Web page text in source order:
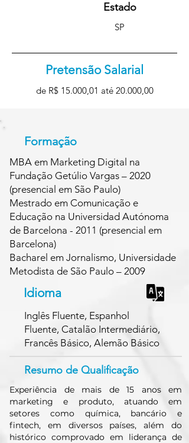
Estado
SP
Pretensão Salarial
de R$ 15.000,01 até 20.000,00
Formação
MBA em Marketing Digital na
Fundação Getúlio Vargas – 2020
(presencial em São Paulo)
Mestrado em Comunicação e
Educação na Universidad Autónoma
de Barcelona - 2011 (presencial em
Barcelona)
Bacharel em Jornalismo, Universidade
Metodista de São Paulo – 2009
Idioma
Inglês Fluente, Espanhol
Fluente, Catalão Intermediário,
Francês Básico, Alemão Básico
Resumo de Qualificação
Experiência de mais de 15 anos em
marketing e produto, atuando em
setores como química, bancário e
fintech, em diversos países, além do
histórico comprovado em liderança de